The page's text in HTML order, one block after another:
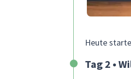
Heute
Tag 2 •